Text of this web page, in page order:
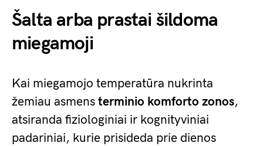
Šalta arba prastai šildoma
miegamoji
Kai miegamojo temperatūra nukrinta
žemiau asmens terminio komforto zonos,
atsiranda fiziologiniai ir kognityviniai
padariniai, kurie prisideda prie dienos